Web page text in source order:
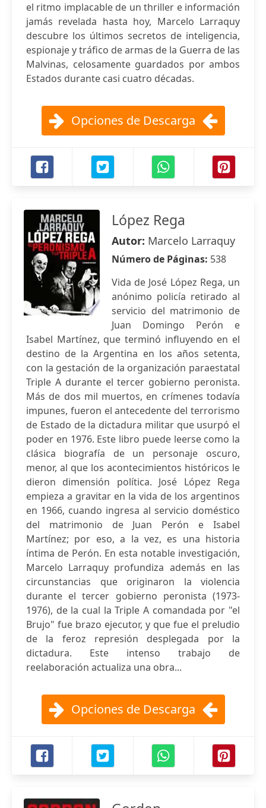
el ritmo implacable de un thriller e información
jamás revelada hasta hoy, Marcelo Larraquy
descubre los últimos secretos de inteligencia,
espionaje y tráfico de armas de la Guerra de las
Malvinas, celosamente guardados por ambos
Estados durante casi cuatro décadas.
Opciones de Descarga
López Rega
Autor: Marcelo Larraquy
Número de Páginas: 538
Vida de José López Rega, un
anónimo policía retirado al
servicio del matrimonio de
Juan Domingo Perón e
Isabel Martínez, que terminó influyendo en el
destino de la Argentina en los años setenta,
con la gestación de la organización paraestatal
Triple A durante el tercer gobierno peronista.
Más de dos mil muertos, en crímenes todavía
impunes, fueron el antecedente del terrorismo
de Estado de la dictadura militar que usurpó el
poder en 1976. Este libro puede leerse como la
clásica biografía de un personaje oscuro,
menor, al que los acontecimientos históricos le
dieron dimensión política. José López Rega
empieza a gravitar en la vida de los argentinos
en 1966, cuando ingresa al servicio doméstico
del matrimonio de Juan Perón e Isabel
Martínez; por eso, a la vez, es una historia
íntima de Perón. En esta notable investigación,
Marcelo Larraquy profundiza además en las
circunstancias que originaron la violencia
durante el tercer gobierno peronista (1973-
1976), de la cual la Triple A comandada por "el
Brujo" fue brazo ejecutor, y que fue el preludio
de la feroz represión desplegada por la
dictadura. Este intenso trabajo de
reelaboración actualiza una obra...
Opciones de Descarga